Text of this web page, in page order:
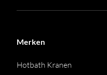
Merken
Hotbath Kranen